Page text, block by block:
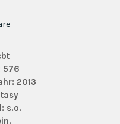
576
2013
s.o.